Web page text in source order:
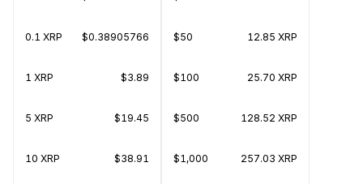
0.1 XRP $0.38905766
1 XRP $3.89
5 XRP $19.45
10 XRP $38.91
$50 12.85 XRP
$100 25.70 XRP
$500 128.52 XRP
$1,000 257.03 XRP